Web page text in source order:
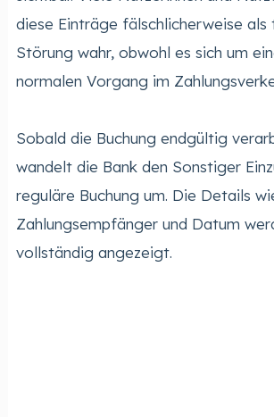
diese Einträge fälschlicherweise als
Störung wahr, obwohl es sich um
normalen Vorgang im
Sobald die Buchung endgültig
wandelt die Bank den Sonstiger
reguläre Buchung um. Die Details
Zahlungsempfänger und Datum
vollständig angezeigt.